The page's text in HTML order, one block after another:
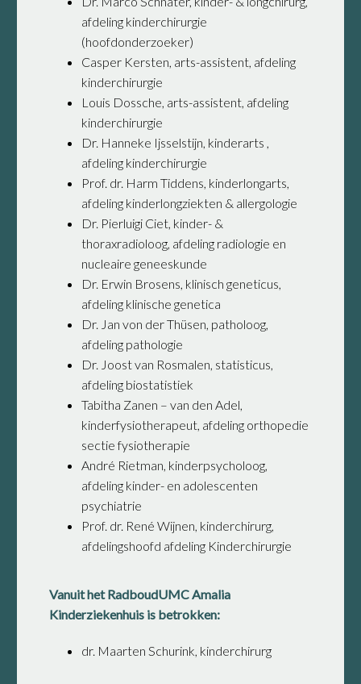
afdeling kinderchirurgie
(hoofdonderzoeker)
Casper Kersten, arts-assistent, afdeling
kinderchirurgie
Louis Dossche, arts-assistent, afdeling
kinderchirurgie
Dr. Hanneke Ijsselstijn, kinderarts ,
afdeling kinderchirurgie
Prof. dr. Harm Tiddens, kinderlongarts,
afdeling kinderlongziekten & allergologie
Dr. Pierluigi Ciet, kinder- &
thoraxradioloog, afdeling radiologie en
nucleaire geneeskunde
Dr. Erwin Brosens, klinisch geneticus,
afdeling klinische genetica
Dr. Jan von der Thüsen, patholoog,
afdeling pathologie
Dr. Joost van Rosmalen, statisticus,
afdeling biostatistiek
Tabitha Zanen – van den Adel,
kinderfysiotherapeut, afdeling orthopedie
sectie fysiotherapie
André Rietman, kinderpsycholoog,
afdeling kinder- en adolescenten
psychiatrie
Prof. dr. René Wijnen, kinderchirurg,
afdelingshoofd afdeling Kinderchirurgie
Vanuit het RadboudUMC Amalia
Kinderziekenhuis is betrokken:
dr. Maarten Schurink, kinderchirurg